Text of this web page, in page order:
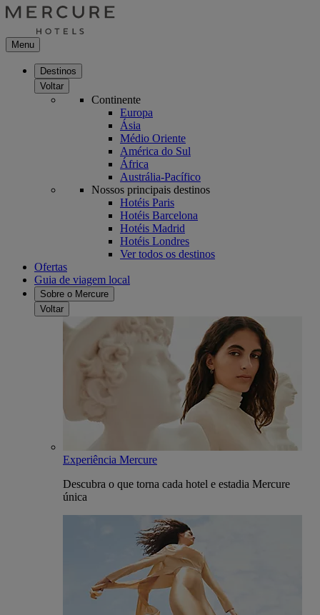
Menu
Destinos
Voltar
Continente
Europa
Ásia
Médio Oriente
América do Sul
África
Austrália-Pacífico
Nossos principais destinos
Hotéis Paris
Hotéis Barcelona
Hotéis Madrid
Hotéis Londres
Ver todos os destinos
Ofertas
Guia de viagem local
Sobre o Mercure
Voltar
Experiência Mercure
Descubra o que torna cada hotel e estadia Mercure
única